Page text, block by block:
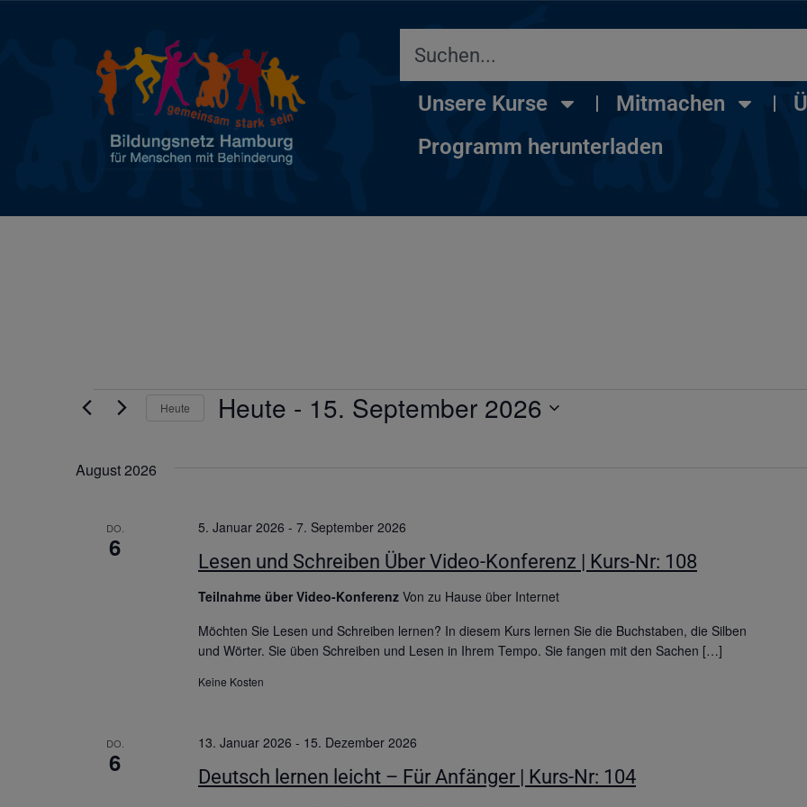
Unsere Kurse Mitmachen
Programm herunterladen
Heute Heute - 15. September 2026
August 2026
DO.
6 Lesen und Schreiben Über Video-Konferenz | Kurs-Nr: 108
5. Januar 2026 - 7. September 2026
Teilnahme über Video-Konferenz Von zu Hause über Internet
Möchten Sie Lesen und Schreiben lernen? In diesem Kurs lernen Sie die Buchstaben, die Silben
und Wörter. Sie üben Schreiben und Lesen in Ihrem Tempo. Sie fangen mit den Sachen […]
Keine Kosten
DO.
6 Deutsch lernen leicht – Für Anfänger | Kurs-Nr: 104
13. Januar 2026 - 15. Dezember 2026